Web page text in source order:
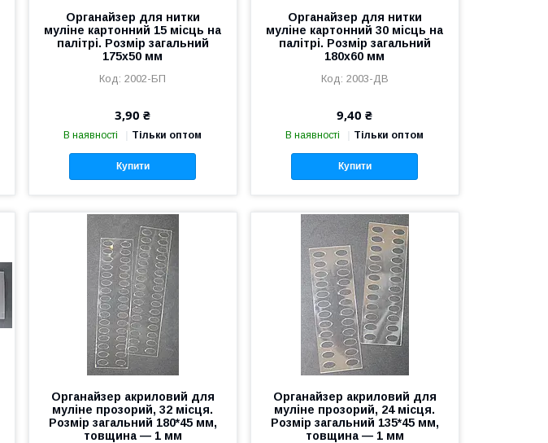
Органайзер для нитки
муліне картонний 15 місць на
палітрі. Розмір загальний
175х50 мм
2002-БП
3,90 ₴
В наявності Тільки оптом
Купити
Органайзер для нитки
муліне картонний 30 місць на
палітрі. Розмір загальний
180х60 мм
2003-ДВ
9,40 ₴
В наявності Тільки оптом
Купити
Органайзер акриловий для
муліне прозорий, 32 місця.
Розмір загальний 180*45 мм,
товщина — 1 мм
Органайзер акриловий для
муліне прозорий, 24 місця.
Розмір загальний 135*45 мм,
товщина — 1 мм